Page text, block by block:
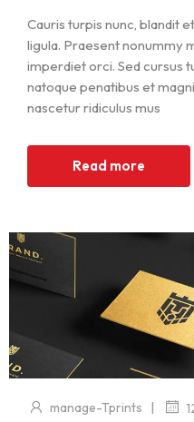
Cauris turpis nunc, blandit
ligula. Praesent nonummy
imperdiet orci. Sed cursus
natoque penatibus et
nascetur ridiculus mus
Read more
manage-Tprints |